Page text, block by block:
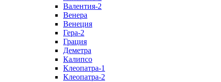
Валентия-2
Венера
Венеция
Гера-2
Грация
Деметра
Калипсо
Клеопатра-1
Клеопатра-2